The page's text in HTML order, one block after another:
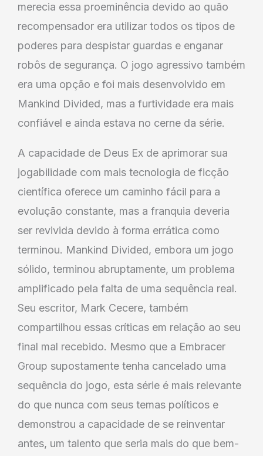
merecia essa proeminência devido ao quão
recompensador era utilizar todos os tipos de
poderes para despistar guardas e enganar
robôs de segurança. O jogo agressivo também
era uma opção e foi mais desenvolvido em
Mankind Divided, mas a furtividade era mais
confiável e ainda estava no cerne da série.
A capacidade de Deus Ex de aprimorar sua
jogabilidade com mais tecnologia de ficção
científica oferece um caminho fácil para a
evolução constante, mas a franquia deveria
ser revivida devido à forma errática como
terminou. Mankind Divided, embora um jogo
sólido, terminou abruptamente, um problema
amplificado pela falta de uma sequência real.
Seu escritor, Mark Cecere, também
compartilhou essas críticas em relação ao seu
final mal recebido. Mesmo que a Embracer
Group supostamente tenha cancelado uma
sequência do jogo, esta série é mais relevante
do que nunca com seus temas políticos e
demonstrou a capacidade de se reinventar
antes, um talento que seria mais do que bem-